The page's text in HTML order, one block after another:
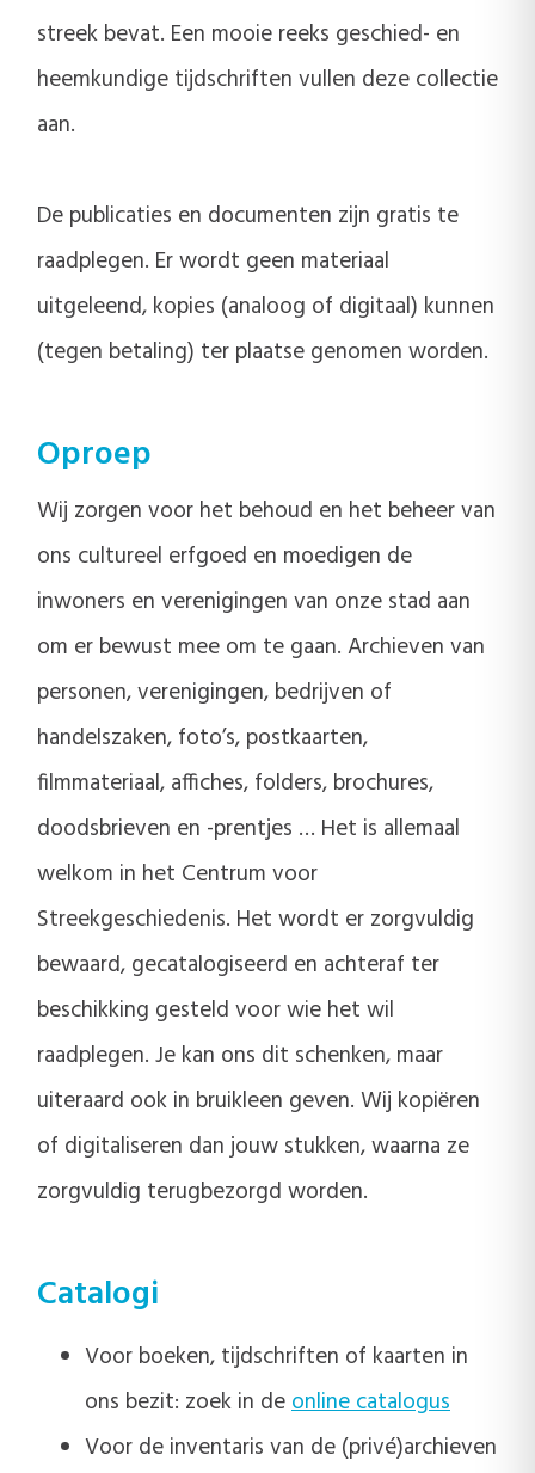
streek bevat. Een mooie reeks geschied- en
heemkundige tijdschriften vullen deze collectie
aan.
De publicaties en documenten zijn gratis te
raadplegen. Er wordt geen materiaal
uitgeleend, kopies (analoog of digitaal) kunnen
(tegen betaling) ter plaatse genomen worden.
Oproep
Wij zorgen voor het behoud en het beheer van
ons cultureel erfgoed en moedigen de
inwoners en verenigingen van onze stad aan
om er bewust mee om te gaan. Archieven van
personen, verenigingen, bedrijven of
handelszaken, foto’s, postkaarten,
filmmateriaal, affiches, folders, brochures,
doodsbrieven en -prentjes … Het is allemaal
welkom in het Centrum voor
Streekgeschiedenis. Het wordt er zorgvuldig
bewaard, gecatalogiseerd en achteraf ter
beschikking gesteld voor wie het wil
raadplegen. Je kan ons dit schenken, maar
uiteraard ook in bruikleen geven. Wij kopiëren
of digitaliseren dan jouw stukken, waarna ze
zorgvuldig terugbezorgd worden.
Catalogi
Voor boeken, tijdschriften of kaarten in
ons bezit: zoek in deonline catalogus
Voor de inventaris van de (privé)archieven